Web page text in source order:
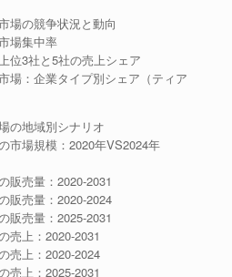
場の競争状況と動向
場集中率
位3社と5社の売上シェア
場：企業タイプ別シェア（ティア
の地域別シナリオ
市場規模：2020年VS2024年
販売量：2020-2031
販売量：2020-2024
販売量：2025-2031
売上：2020-2031
売上：2020-2024
売上：2025-2031